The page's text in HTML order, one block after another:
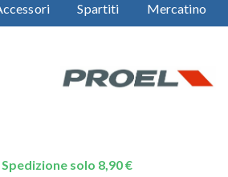
Spartiti Mercatino
Spedizione solo 8,90 €